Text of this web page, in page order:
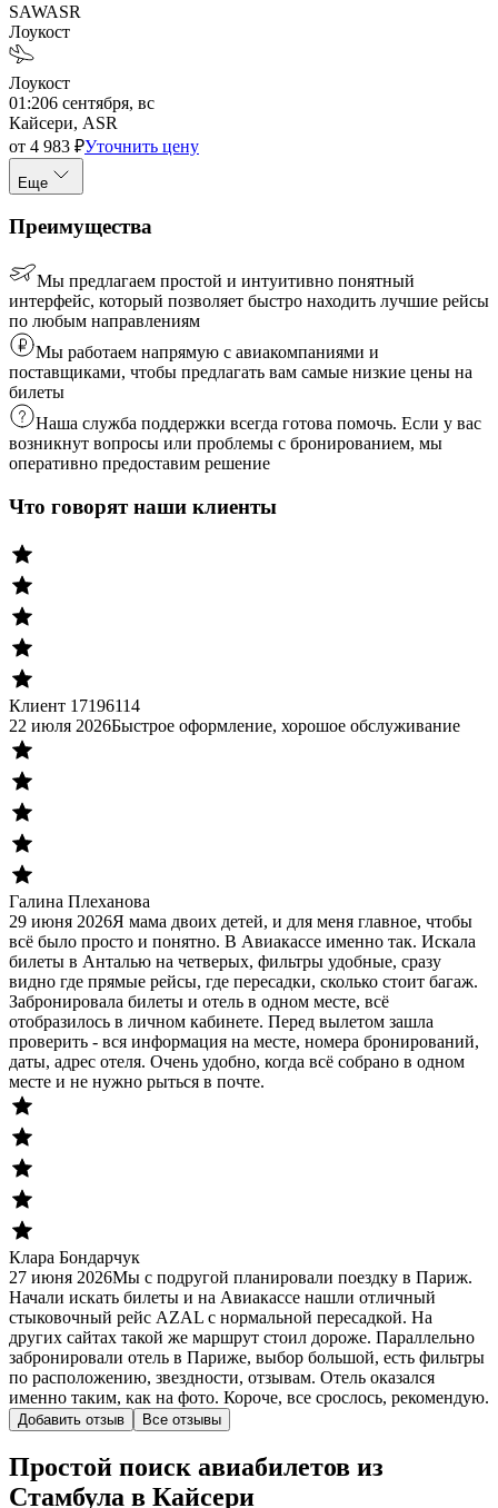
SAWASR
Лоукост
Лоукост
01:206 сентября, вс
Кайсери, ASR
от 4 983 ₽Уточнить цену
Еще
Преимущества
Мы предлагаем простой и интуитивно понятный
интерфейс, который позволяет быстро находить лучшие рейсы
по любым направлениям
Мы работаем напрямую с авиакомпаниями и
поставщиками, чтобы предлагать вам самые низкие цены на
билеты
Наша служба поддержки всегда готова помочь. Если у вас
возникнут вопросы или проблемы с бронированием, мы
оперативно предоставим решение
Что говорят наши клиенты
Клиент 17196114
22 июля 2026Быстрое оформление, хорошое обслуживание
Галина Плеханова
29 июня 2026Я мама двоих детей, и для меня главное, чтобы
всё было просто и понятно. В Авиакассе именно так. Искала
билеты в Анталью на четверых, фильтры удобные, сразу
видно где прямые рейсы, где пересадки, сколько стоит багаж.
Забронировала билеты и отель в одном месте, всё
отобразилось в личном кабинете. Перед вылетом зашла
проверить - вся информация на месте, номера бронирований,
даты, адрес отеля. Очень удобно, когда всё собрано в одном
месте и не нужно рыться в почте.
Клара Бондарчук
27 июня 2026Мы с подругой планировали поездку в Париж.
Начали искать билеты и на Авиакассе нашли отличный
стыковочный рейс AZAL с нормальной пересадкой. На
других сайтах такой же маршрут стоил дороже. Параллельно
забронировали отель в Париже, выбор большой, есть фильтры
по расположению, звездности, отзывам. Отель оказался
именно таким, как на фото. Короче, все срослось, рекомендую.
Добавить отзыв Все отзывы
Простой поиск авиабилетов из
Стамбула в Кайсери